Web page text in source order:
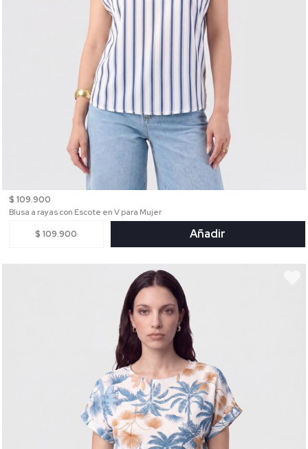
$ 109.900
Blusa a rayas con Escote en V para Mujer
$ 109.900 Añadir